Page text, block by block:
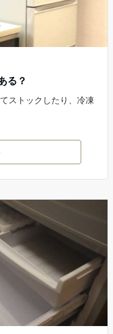
る？
ストックしたり、冷凍